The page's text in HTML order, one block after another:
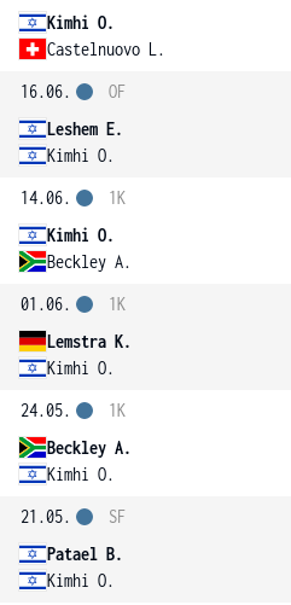
Kimhi O.
Castelnuovo L.
16.06.
Leshem E.
Kimhi O.
OF
14.06.
Kimhi O.
Beckley A.
1K
01.06.
Lemstra K.
Kimhi O.
1K
24.05.
Beckley A.
Kimhi O.
1K
21.05.
Patael B.
Kimhi O.
SF